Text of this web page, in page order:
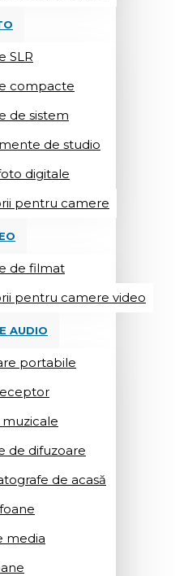
SLR
compacte
de sistem
de studio
digitale
pentru camere
de filmat
pentru camere video
AUDIO
portabile
de difuzoare
de acasă
media